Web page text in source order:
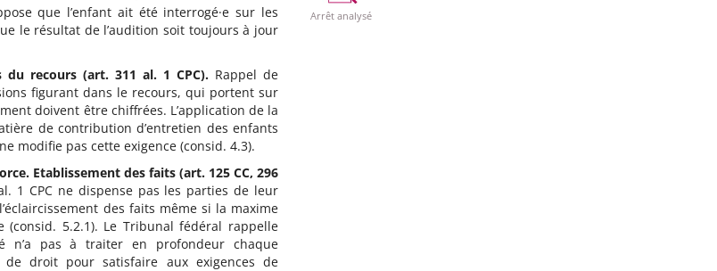
que l’enfant ait été interrogé·e sur les
le résultat de l’audition soit toujours à jour
du recours (art. 311 al. 1 CPC). Rappel de
figurant dans le recours, qui portent sur
doivent être chiffrées. L’application de la
de contribution d’entretien des enfants
modifie pas cette exigence (consid. 4.3).
Etablissement des faits (art. 125 CC, 296
1 CPC ne dispense pas les parties de leur
des faits même si la maxime
(consid. 5.2.1). Le Tribunal fédéral rappelle
n’a pas à traiter en profondeur chaque
droit pour satisfaire aux exigences de
Arrêt analysé